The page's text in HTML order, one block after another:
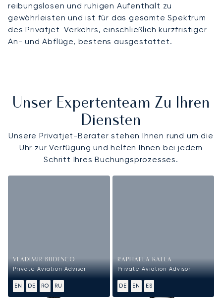
reibungslosen und ruhigen Aufenthalt zu
gewährleisten und ist für das gesamte Spektrum
des Privatjet-Verkehrs, einschließlich kurzfristiger
An- und Abflüge, bestens ausgestattet.
Unser Expertenteam Zu Ihren
Diensten
Unsere Privatjet-Berater stehen Ihnen rund um die
Uhr zur Verfügung und helfen Ihnen bei jedem
Schritt Ihres Buchungsprozesses.
VLADIMIR BUDESCO
Private Aviation Advisor
EN DE RO RU
RAPHAELA KALLA
Private Aviation Advisor
DE EN ES